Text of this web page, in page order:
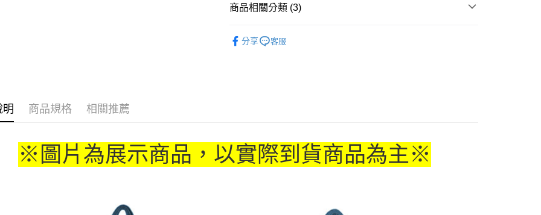
ATM付款
每筆NT$65，滿NT$1,300(含以上)免運費
商品相關分類 (3)
於我轉生變成史萊姆這檔事
分享 客服
明 商品規格 相關推薦
※圖片為展示商品，以實際到貨商品為主※